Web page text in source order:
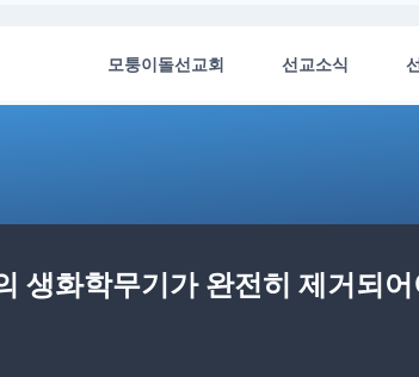
모퉁이돌선교회 선교소식
생화학무기가 완전히 제거되